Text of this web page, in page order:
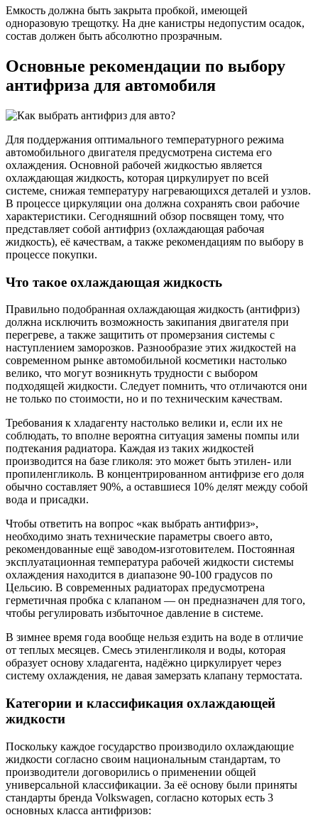
Емкость должна быть закрыта пробкой, имеющей
одноразовую трещотку. На дне канистры недопустим осадок,
состав должен быть абсолютно прозрачным.
Основные рекомендации по выбору
антифриза для автомобиля
Для поддержания оптимального температурного режима
автомобильного двигателя предусмотрена система его
охлаждения. Основной рабочей жидкостью является
охлаждающая жидкость, которая циркулирует по всей
системе, снижая температуру нагревающихся деталей и узлов.
В процессе циркуляции она должна сохранять свои рабочие
характеристики. Сегодняшний обзор посвящен тому, что
представляет собой антифриз (охлаждающая рабочая
жидкость), её качествам, а также рекомендациям по выбору в
процессе покупки.
Что такое охлаждающая жидкость
Правильно подобранная охлаждающая жидкость (антифриз)
должна исключить возможность закипания двигателя при
перегреве, а также защитить от промерзания системы с
наступлением заморозков. Разнообразие этих жидкостей на
современном рынке автомобильной косметики настолько
велико, что могут возникнуть трудности с выбором
подходящей жидкости. Следует помнить, что отличаются они
не только по стоимости, но и по техническим качествам.
Требования к хладагенту настолько велики и, если их не
соблюдать, то вполне вероятна ситуация замены помпы или
подтекания радиатора. Каждая из таких жидкостей
производится на базе гликоля: это может быть этилен- или
пропиленгликоль. В концентрированном антифризе его доля
обычно составляет 90%, а оставшиеся 10% делят между собой
вода и присадки.
Чтобы ответить на вопрос «как выбрать антифриз»,
необходимо знать технические параметры своего авто,
рекомендованные ещё заводом-изготовителем. Постоянная
эксплуатационная температура рабочей жидкости системы
охлаждения находится в диапазоне 90-100 градусов по
Цельсию. В современных радиаторах предусмотрена
герметичная пробка с клапаном — он предназначен для того,
чтобы регулировать избыточное давление в системе.
В зимнее время года вообще нельзя ездить на воде в отличие
от теплых месяцев. Смесь этиленгликоля и воды, которая
образует основу хладагента, надёжно циркулирует через
систему охлаждения, не давая замерзать клапану термостата.
Категории и классификация охлаждающей
жидкости
Поскольку каждое государство производило охлаждающие
жидкости согласно своим национальным стандартам, то
производители договорились о применении общей
универсальной классификации. За её основу были приняты
стандарты бренда Volkswagen, согласно которых есть 3
основных класса антифризов: